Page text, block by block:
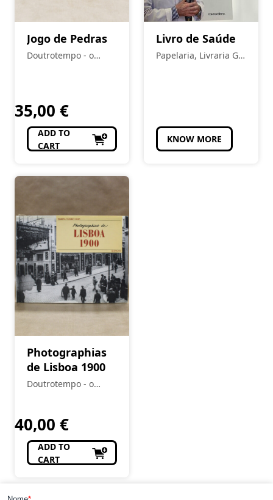
Jogo de Pedras
Doutrotempo - o
35,00 €
ADD TO
CART
Livro de Saúde
Papelaria, Livraria Gil
KNOW MORE
Photographias
de Lisboa 1900
Doutrotempo - o
40,00 €
ADD TO
CART